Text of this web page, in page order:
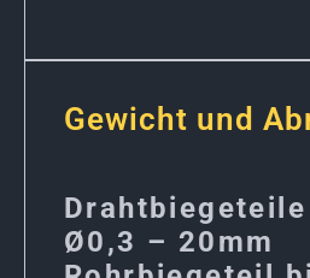
Gewicht und
Drahtbiegeteile
Ø0,3 – 20mm